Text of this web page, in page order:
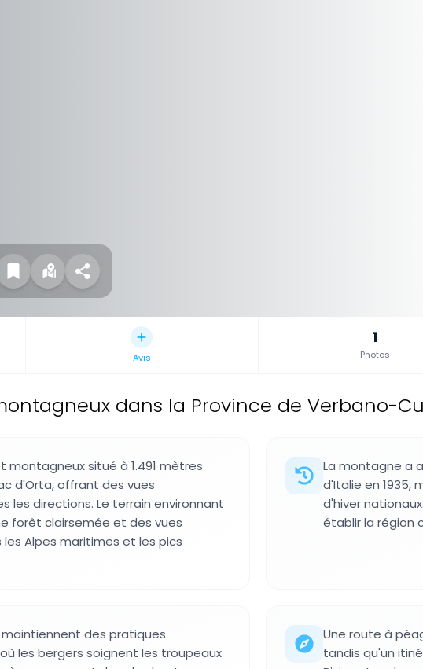
Avis
1
Photos
dans la Province de Verbano-
situé à 1.491 mètres
d'Orta, offrant des vues
les directions. Le terrain environnant
forêt clairsemée et des vues
Alpes maritimes et les pics
La montagne a
d'Italie en 1935,
d'hiver
établir la région
des pratiques
les bergers soignent les troupeaux
Une route à
tandis qu'un